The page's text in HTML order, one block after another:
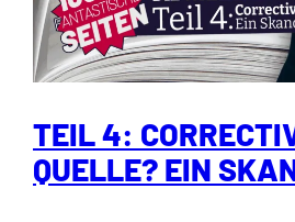
TEIL 4:
QUELLE? EIN